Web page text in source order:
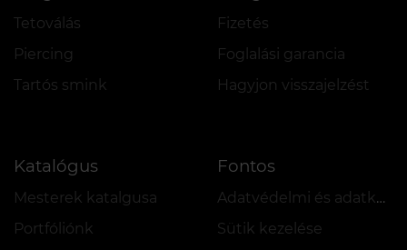
Tetoválás
Piercing
Tartós smink
Fizetés
Foglalási garancia
Hagyjon visszajelzést
Katalógus
Mesterek katalgusa
Portfóliónk
Fontos
Adatvédelmi és adatkezelési szabályzat
Sütik kezelése